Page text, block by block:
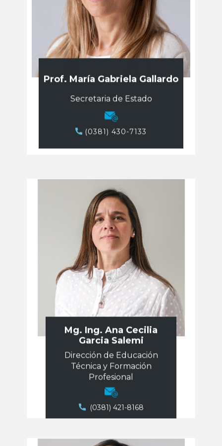
Prof. María Gabriela Gallardo
Secretaria de Estado
​​(0381) 430-7133
Mg. Ing. Ana Cecilia
Garcia Salemi
Dirección de ​Educación
Técnica y Formación
Profesional
(0381) 421-8168